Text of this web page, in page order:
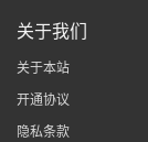
关于我们
关于本站
开通协议
隐私条款